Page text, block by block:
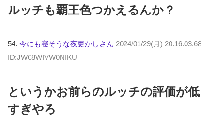
ルッチも覇王色つかえるんか？
54: 今にも寝そうな夜更かしさん 2024/01/29(月) 20:16:03.68
ID:JW68WIVW0NIKU
というかお前らのルッチの評価が低
すぎやろ